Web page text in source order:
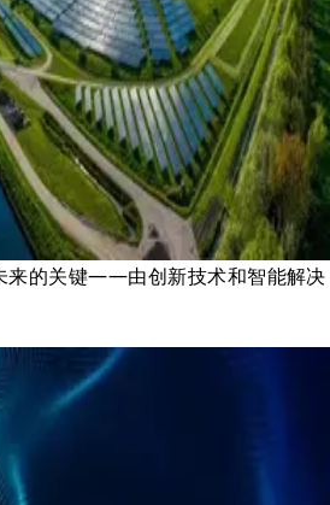
来的关键——由创新技术和智能解决